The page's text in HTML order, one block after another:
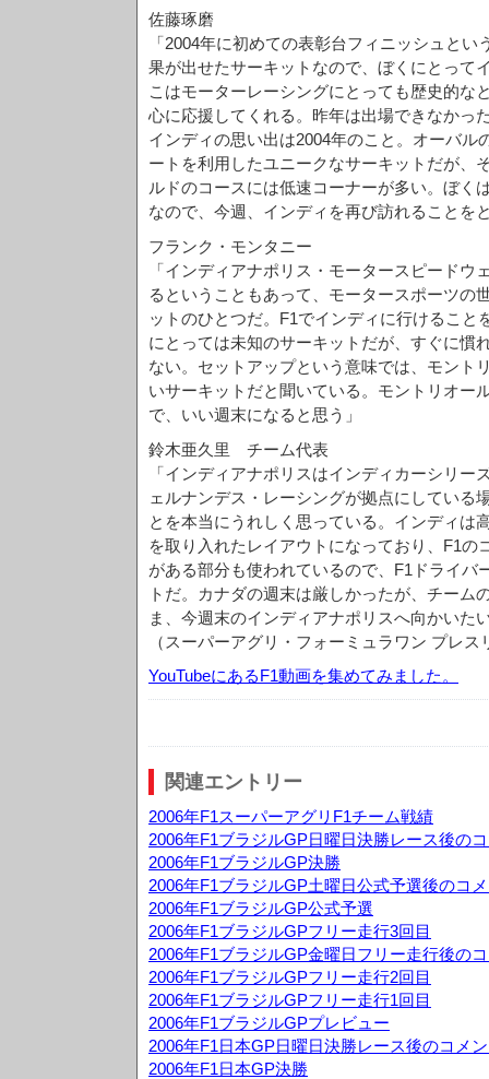
佐藤琢磨
「2004年に初めての表彰台フィニッシュと
果が出せたサーキットなので、ぼくにとって
こはモーターレーシングにとっても歴史的な
心に応援してくれる。昨年は出場できなかっ
インディの思い出は2004年のこと。オーバル
ートを利用したユニークなサーキットだが、
ルドのコースには低速コーナーが多い。ぼく
なので、今週、インディを再び訪れることを
フランク・モンタニー
「インディアナポリス・モータースピードウ
るということもあって、モータースポーツの
ットのひとつだ。F1でインディに行けること
にとっては未知のサーキットだが、すぐに慣
ない。セットアップという意味では、モント
いサーキットだと聞いている。モントリオー
で、いい週末になると思う」
鈴木亜久里 チーム代表
「インディアナポリスはインディカーシリー
ェルナンデス・レーシングが拠点にしている
とを本当にうれしく思っている。インディは
を取り入れたレイアウトになっており、F1の
がある部分も使われているので、F1ドライバ
トだ。カナダの週末は厳しかったが、チーム
ま、今週末のインディアナポリスへ向かいた
（スーパーアグリ・フォーミュラワン プレス
YouTubeにあるF1動画を集めてみました。
関連エントリー
2006年F1スーパーアグリF1チーム戦績
2006年F1ブラジルGP日曜日決勝レース後の
2006年F1ブラジルGP決勝
2006年F1ブラジルGP土曜日公式予選後のコ
2006年F1ブラジルGP公式予選
2006年F1ブラジルGPフリー走行3回目
2006年F1ブラジルGP金曜日フリー走行後の
2006年F1ブラジルGPフリー走行2回目
2006年F1ブラジルGPフリー走行1回目
2006年F1ブラジルGPプレビュー
2006年F1日本GP日曜日決勝レース後のコメ
2006年F1日本GP決勝